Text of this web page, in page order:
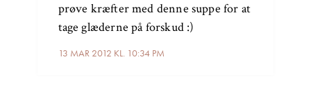
13 MAR 2012 KL. 10:34 PM
prøve kræfter med denne suppe for at
tage glæderne på forskud :)